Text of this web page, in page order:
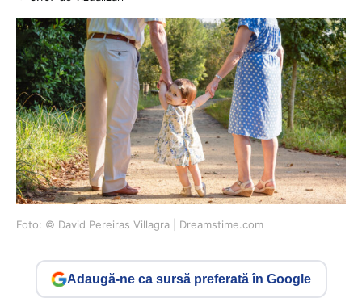
Foto: © David Pereiras Villagra | Dreamstime.com
Adaugă-ne ca sursă preferată în Google